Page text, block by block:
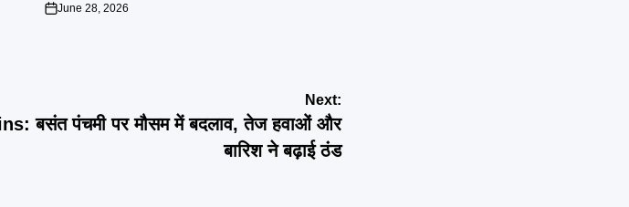
on
June 28, 2026
Next:
बसंत पंचमी पर मौसम में बदलाव, तेज हवाओं और
बारिश ने बढ़ाई ठंड